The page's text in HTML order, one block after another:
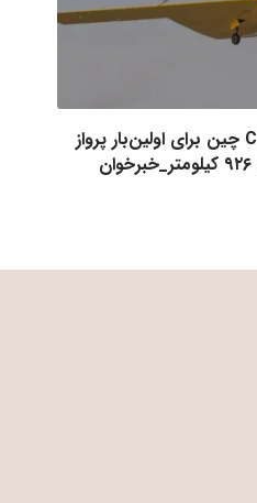
پهپاد پنهانکار CH-۷ چین برای اولین‌بار پرواز